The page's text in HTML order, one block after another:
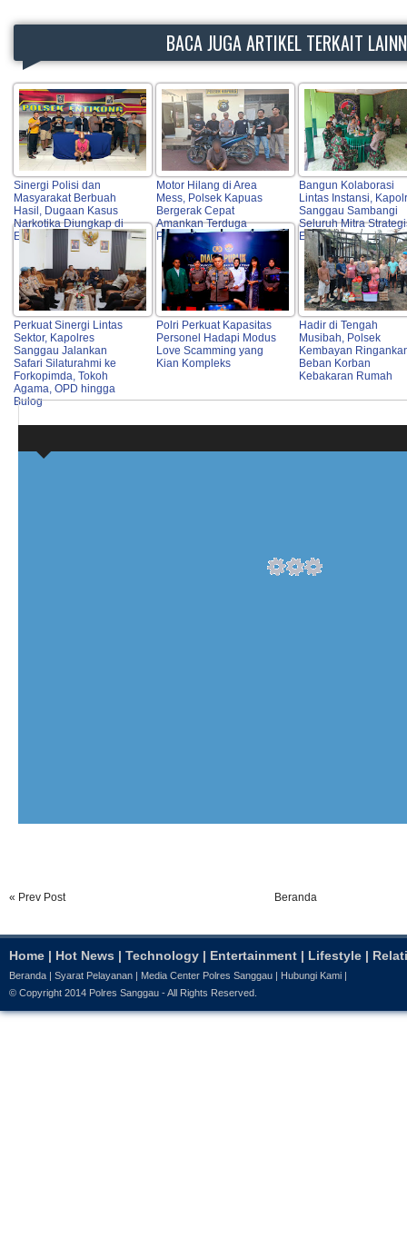
BACA JUGA ARTIKEL TERKAIT
Sinergi Polisi dan
Masyarakat Berbuah
Hasil, Dugaan Kasus
Narkotika Diungkap di
Entikong
Motor Hilang di Area
Mess, Polsek Kapuas
Bergerak Cepat
Amankan Terduga
Pelaku
Bangun Kolaborasi
Lintas Instansi,
Sanggau Sambangi
Seluruh Mitra
Entikong
Perkuat Sinergi Lintas
Sektor, Kapolres
Sanggau Jalankan
Safari Silaturahmi ke
Forkopimda, Tokoh
Agama, OPD hingga
Bulog
Polri Perkuat Kapasitas
Personel Hadapi Modus
Love Scamming yang
Kian Kompleks
Hadir di Tengah
Musibah, Polsek
Kembayan
Beban Korban
Kebakaran Rumah
« Prev Post Beranda
Home | Hot News | Technology | Entertainment | Lifestyle |
Beranda Syarat Pelayanan Media Center Polres Sanggau Hubungi Kami
© Copyright 2014 Polres Sanggau - All Rights Reserved.